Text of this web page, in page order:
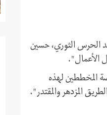
الثاني)، تغريدة قائد الحرس الثوري، حسين
الأعمال".
الإيراني، وخاصة المخططين لهذه
المزدهر والمقتدر".